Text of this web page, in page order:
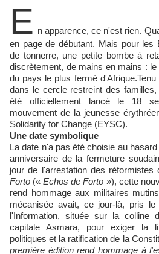
E n apparence, ce n'est rien.
en page de débutant. Mais pour les
de tonnerre, une petite bombe à
discrètement, de mains en mains :
du pays le plus fermé
dans le cercle restreint des
été officiellement lancé le 18
mouvement de la jeunesse
Solidarity for Change (EYSC).
Une date symbolique
La date n'a pas été choisie au
anniversaire de la fermeture
jour de l'arrestation des réformistes
Forto («Echos de Forto »), cette
rend hommage aux militaires
mécanisée avait, ce jour-là, pris
l'Information, située sur la colline
capitale Asmara, pour exiger la
politiques et la ratification de la
première édition rend hommage à